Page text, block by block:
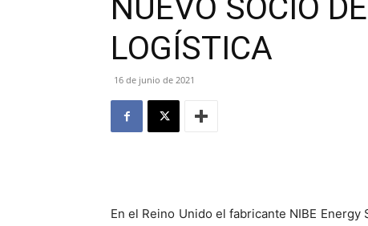
NUEVO SOCIO
LOGÍSTICA
16 de junio de 2021
En el Reino Unido el fabricante NIBE